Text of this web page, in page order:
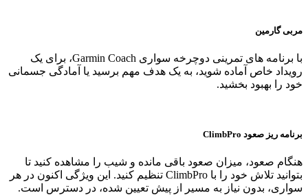
مربی گارمین
با برنامه‌ های تمرینی دوچرخه‌ سواری Garmin Coach، برای یک
رویداد خاص آماده شوید، به یک هدف مهم برسید یا آمادگی جسمانی
خود را بهبود بخشید.
برنامه‌ ریز صعود ClimbPro
هنگام صعود، میزان صعود باقی‌ مانده و شیب را مشاهده کنید تا
بتوانید تلاش خود را با ClimbPro تنظیم کنید. این ویژگی اکنون در هر
سواری، بدون نیاز به مسیر از پیش تعیین شده، در دسترس است.